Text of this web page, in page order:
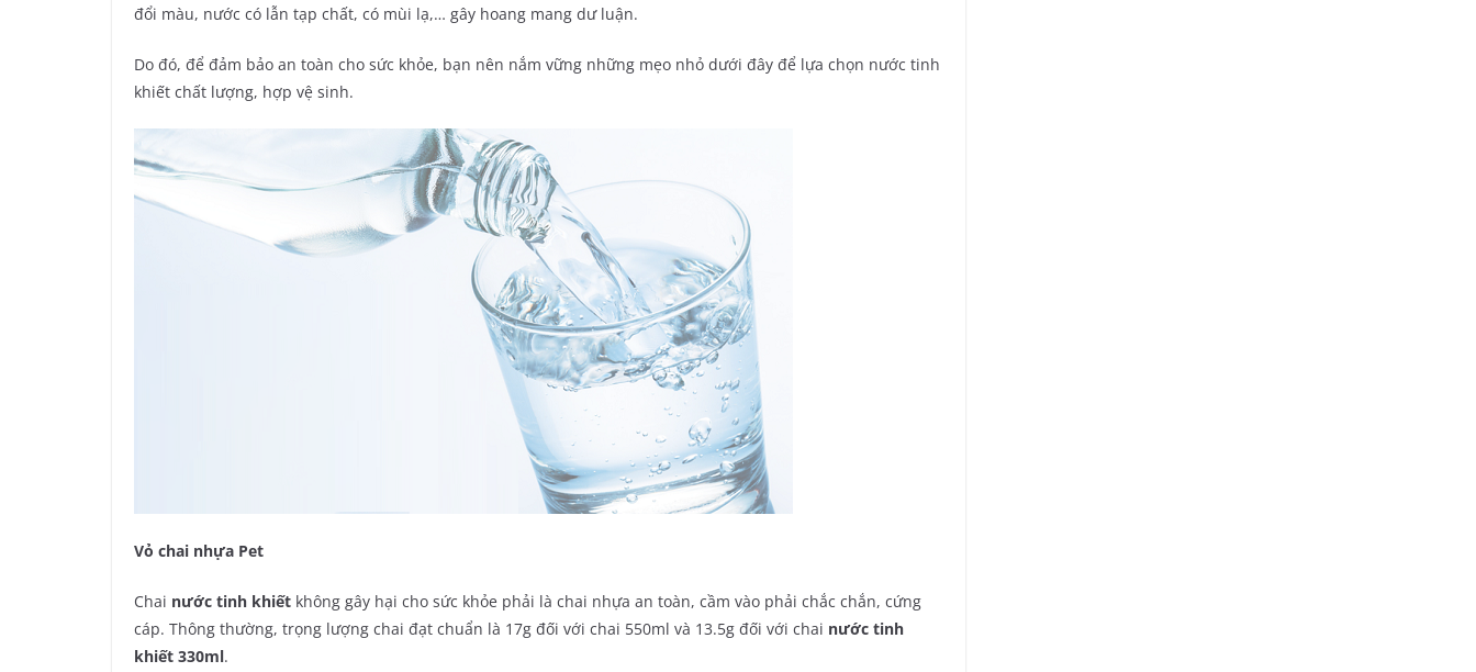
đổi màu, nước có lẫn tạp chất, có mùi lạ,… gây hoang mang dư luận.
Do đó, để đảm bảo an toàn cho sức khỏe, bạn nên nắm vững những mẹo nhỏ dưới đây để lựa chọn nước tinh
khiết chất lượng, hợp vệ sinh.
Vỏ chai nhựa Pet
Chai nước tinh khiết không gây hại cho sức khỏe phải là chai nhựa an toàn, cầm vào phải chắc chắn, cứng
cáp. Thông thường, trọng lượng chai đạt chuẩn là 17g đối với chai 550ml và 13.5g đối với chai nước tinh
khiết 330ml.